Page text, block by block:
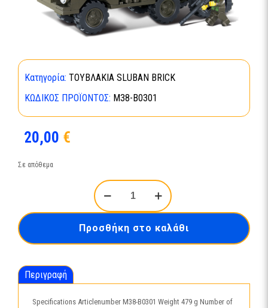
Κατηγορία: ΤΟΥΒΛΑΚΙΑ SLUBAN BRICK
ΚΩΔΙΚΌΣ ΠΡΟΪΌΝΤΟΣ: M38-B0301
20,00 €
Σε απόθεμα
ARMY
APC-
M38-
ποσότητα
Προσθήκη στο καλάθι
Περιγραφή
Specifications Articlenumber M38-B0301 Weight 479 g Number of